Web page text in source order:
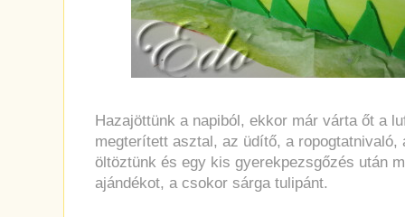
Hazajöttünk a napiból, ekkor már várta őt a
megterített asztal, az üdítő, a ropogtatnivaló,
öltöztünk és egy kis gyerekpezsgőzés után
ajándékot, a csokor sárga tulipánt.